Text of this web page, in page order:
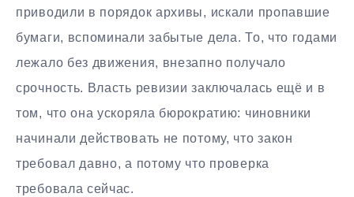
приводили в порядок архивы, искали пропавшие
бумаги, вспоминали забытые дела. То, что годами
лежало без движения, внезапно получало
срочность. Власть ревизии заключалась ещё и в
том, что она ускоряла бюрократию: чиновники
начинали действовать не потому, что закон
требовал давно, а потому что проверка
требовала сейчас.